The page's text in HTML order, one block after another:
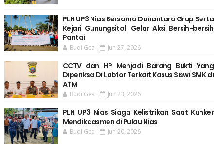
PLN UP3 Nias Bersama Danantara Grup Serta
Kejari Gunungsitoli Gelar Aksi Bersih-bersih
Pantai
Budi Gea Jun 27, 2026
CCTV dan HP Menjadi Barang Bukti Yang
Diperiksa Di Labfor Terkait Kasus Siswi SMK di
ATM
Budi Gea Jun 23, 2026
PLN UP3 Nias Siaga Kelistrikan Saat Kunker
Mendikdasmen di Pulau Nias
Budi Gea Jun 20, 2026